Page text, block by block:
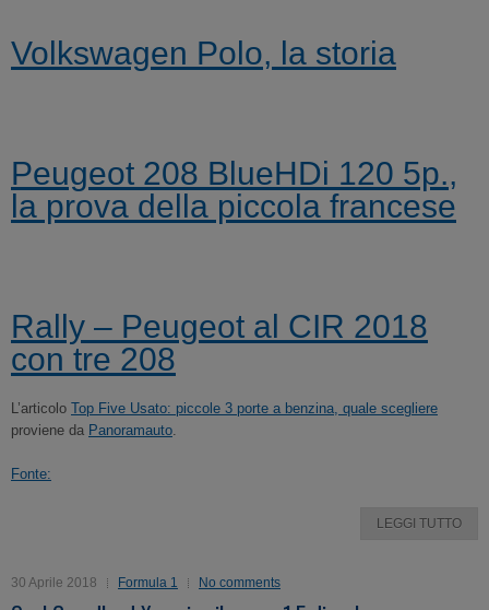
Volkswagen Polo, la storia
Peugeot 208 BlueHDi 120 5p.,
la prova della piccola francese
Rally – Peugeot al CIR 2018
con tre 208
L’articolo Top Five Usato: piccole 3 porte a benzina, quale scegliere
proviene da Panoramauto.
Fonte:
LEGGI TUTTO
30 Aprile 2018 Formula 1 No comments